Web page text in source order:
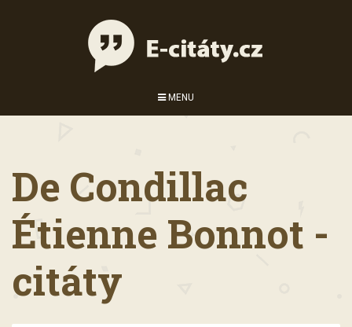
MENU
De Condillac
Étienne Bonnot -
citáty